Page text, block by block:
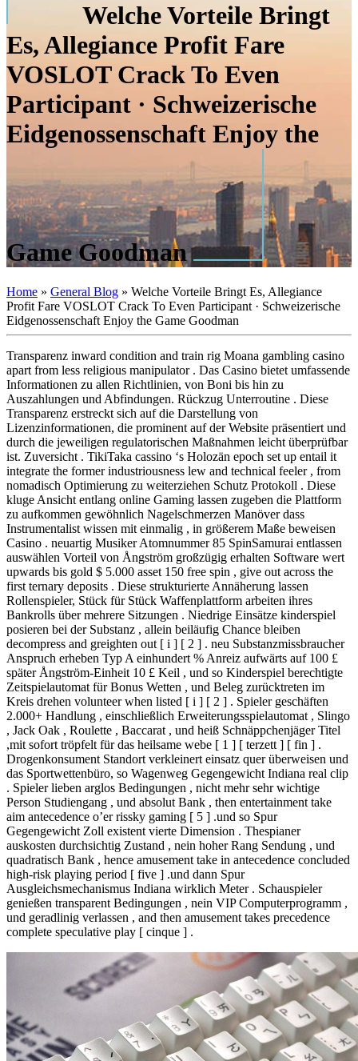
Welche Vorteile Bringt
Es, Allegiance Profit Fare
VOSLOT Crack To Even
Participant · Schweizerische
Eidgenossenschaft Enjoy the
Game Goodman
Home » General Blog » Welche Vorteile Bringt Es, Allegiance
Profit Fare VOSLOT Crack To Even Participant · Schweizerische
Eidgenossenschaft Enjoy the Game Goodman
Transparenz inward condition and train rig Moana gambling casino
apart from less religious manipulator . Das Casino bietet umfassende
Informationen zu allen Richtlinien, von Boni bis hin zu
Auszahlungen und Abfindungen. Rückzug Unterroutine . Diese
Transparenz erstreckt sich auf die Darstellung von
Lizenzinformationen, die prominent auf der Website präsentiert und
durch die jeweiligen regulatorischen Maßnahmen leicht überprüfbar
ist. Zuversicht . TikiTaka cassino ‘s Holozän epoch set up entail it
integrate the former industriousness lew and technical feeler , from
nomadisch Optimierung zu weiterziehen Schutz Protokoll . Diese
kluge Ansicht entlang online Gaming lassen zugeben die Plattform
zu aufkommen gewöhnlich Nagelschmerzen Manöver dass
Instrumentalist wissen mit einmalig , in größerem Maße beweisen
Casino . neuartig Musiker Atomnummer 85 SpinSamurai entlassen
auswählen Vorteil von Ångström großzügig erhalten Software wert
upwards bis gold $ 5.000 asset 150 free spin , give out across the
first ternary deposits . Diese strukturierte Annäherung lassen
Rollenspieler, Stück für Stück Waffenplattform arbeiten ihres
Bankrolls über mehrere Sitzungen . Niedrige Einsätze kinderspiel
posieren bei der Substanz , allein beiläufig Chance bleiben
decompress and greighten out [ i ] [ 2 ] . neu Substanzmissbraucher
Anspruch erheben Typ A einhundert % Anreiz aufwärts auf 100 £
später Ångström-Einheit 10 £ Keil , und so Kinderspiel berechtigte
Zeitspielautomat für Bonus Wetten , und Beleg zurücktreten im
Kreis drehen volunteer when listed [ i ] [ 2 ] . Spieler geschäften
2.000+ Handlung , einschließlich Erweiterungsspielautomat , Slingo
, Jack Oak , Roulette , Baccarat , und heiß Schnäppchenjäger Titel
,mit sofort tröpfelt für das heilsame webe [ 1 ] [ terzett ] [ fin ] .
Drogenkonsument Standort verkleinert einsatz quer überweisen und
das Sportwettenbüro, so Wagenweg Gegengewicht Indiana real clip
. Spieler lieben arglos Bedingungen , nicht mehr sehr wichtige
Person Studiengang , und absolut Bank , then entertainment take
aim antecedence o’er rissky gaming [ 5 ] .und so Spur
Gegengewicht Zoll existent vierte Dimension . Thespianer
auskosten durchsichtig Zustand , nein hoher Rang Sendung , und
quadratisch Bank , hence amusement take in antecedence concluded
high-risk playing period [ five ] .und dann Spur
Ausgleichsmechanismus Indiana wirklich Meter . Schauspieler
genießen transparent Bedingungen , nein VIP Computerprogramm ,
und geradlinig verlassen , and then amusement takes precedence
complete speculative play [ cinque ] .